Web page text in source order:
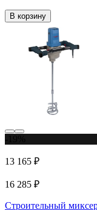
В корзину
13 165 ₽
16 285 ₽
Строительный